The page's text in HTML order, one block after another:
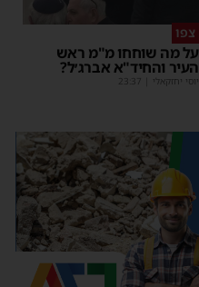
צפו
על מה שוחחו מ"מ ראש
העיר והחיד"א אברג׳ל?
יוסי יחזקאלי 23:37